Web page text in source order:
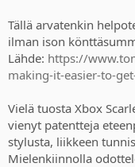
Tällä arvatenkin
ilman ison
Lähde: https://
making-it-easier-to-
Vielä tuosta Xbox
vienyt patentteja
stylusta, liikkeen
Mielenkiinnolla